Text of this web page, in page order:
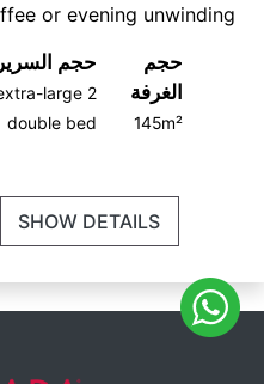
or evening unwinding.
حجم
الغرفة
145m²
حجم
large
double bed
SHOW DETAILS